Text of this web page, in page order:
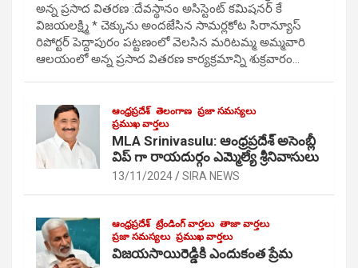
అన్న ప్రసాద వితరణ :దేవస్థానం అసిస్టెంట్ కమిషనర్ కే
విజయలక్ష్మి * చెక్కును అందజేసిన సామర్లకోట సిరాన్యూస్
రిపోర్టర్ పెద్దాపురం పట్టణంలో వెలసిన మరిటమ్మ అమ్మవారి
ఆలయంలో అన్న ప్రసాద వితరణ కార్యక్రమాన్ని శుక్రవారం…
ఆంధ్రప్రదేశ్ తెలంగాణ ప్రజా సమస్యలు
ప్రముఖ వార్తలు
MLA Srinivasulu: ఆంధ్రప్రదేశ్ అసెంబ్లీ
విప్ గా రాయదుర్గం ఎమ్మెల్యే శ్రీనివాసులు
13/11/2024 SIRA NEWS
ఆంధ్రప్రదేశ్ ట్రేండింగ్ వార్తలు తాజా వార్తలు
ప్రజా సమస్యలు ప్రముఖ వార్తలు
విజయసాయిరెడ్డికి ఎందుకంత ప్రేమ